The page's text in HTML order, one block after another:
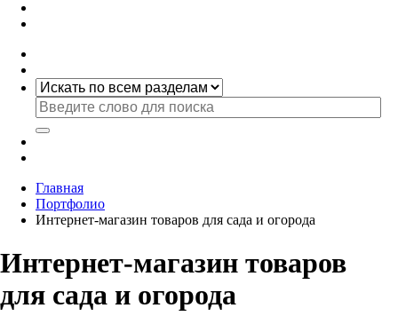
Главная
Портфолио
Интернет-магазин товаров для сада и огорода
Интернет-магазин товаров
для сада и огорода